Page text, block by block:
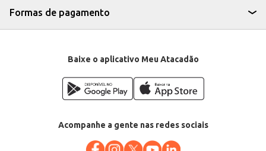
Formas de pagamento
Baixe o aplicativo Meu Atacadão
Acompanhe a gente nas redes sociais